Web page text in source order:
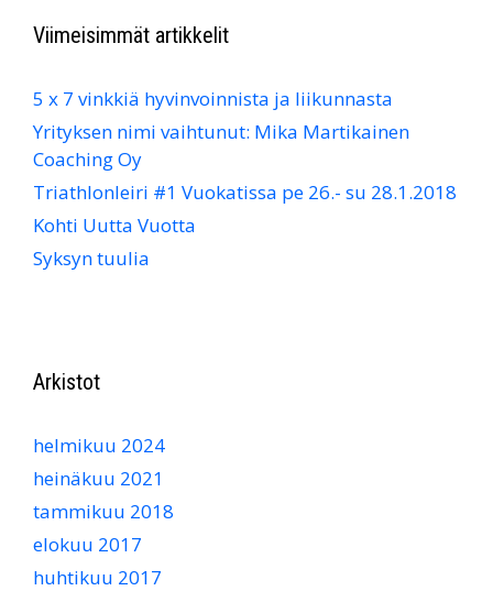
Viimeisimmät artikkelit
5 x 7 vinkkiä hyvinvoinnista ja liikunnasta
Yrityksen nimi vaihtunut: Mika Martikainen
Coaching Oy
Triathlonleiri #1 Vuokatissa pe 26.- su 28.1.2018
Kohti Uutta Vuotta
Syksyn tuulia
Arkistot
helmikuu 2024
heinäkuu 2021
tammikuu 2018
elokuu 2017
huhtikuu 2017